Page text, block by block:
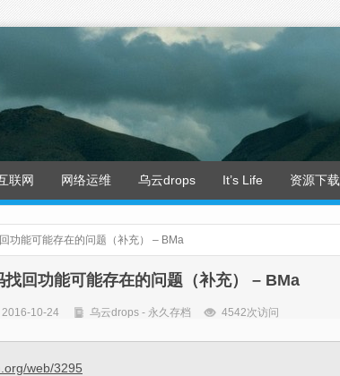
联网 网络运维 乌云drops It’s Life 资源下载
功能可能存在的问题（补充） – BMa
找回功能可能存在的问题（补充） – BMa
2016-10-24 乌云drops - 永久存档 4542次访问
web/3295